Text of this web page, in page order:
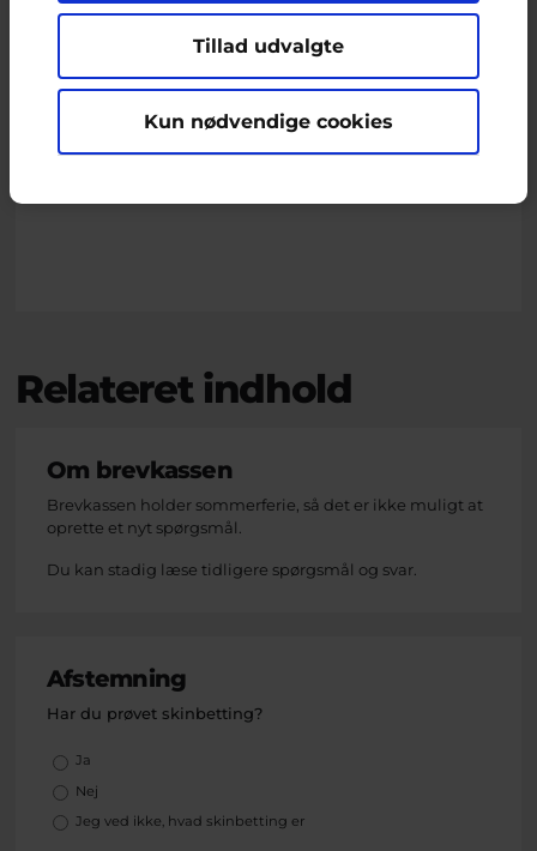
Tillad udvalgte
Kun nødvendige cookies
Malou
Relateret indhold
Om brevkassen
Brevkassen holder sommerferie, så det er ikke muligt at
oprette et nyt spørgsmål.
Du kan stadig læse tidligere spørgsmål og svar.
Afstemning
Har du prøvet skinbetting?
Valgmuligheder
Ja
Nej
Jeg ved ikke, hvad skinbetting er